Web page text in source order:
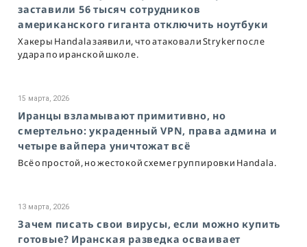
заставили 56 тысяч сотрудников
американского гиганта отключить ноутбуки
Хакеры Handala заявили, что атаковали Stryker после
удара по иранской школе.
15 марта, 2026
Иранцы взламывают примитивно, но
смертельно: украденный VPN, права админа и
четыре вайпера уничтожат всё
Всё о простой, но жестокой схеме группировки Handala.
13 марта, 2026
Зачем писать свои вирусы, если можно купить
готовые? Иранская разведка осваивает